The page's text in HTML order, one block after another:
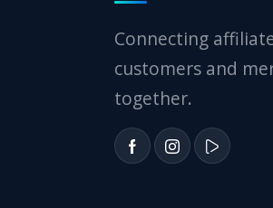
Connecting
customers and
together.